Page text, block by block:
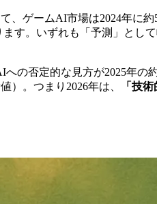
、ゲームAI市場は2024年に約
す。いずれも「予測」とし
の否定的な見方が2025年の
）。つまり2026年は、
「技